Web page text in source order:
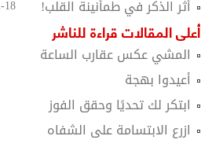
أثر الذكر في طمأنينة القلب!
18
أعلى المقالات قراءة للناشر
المشي عكس عقارب الساعة
أعيدوا بهجة
ابتكر لك تحديًا وحقق الفوز
ازرع الابتسامة على الشفاه